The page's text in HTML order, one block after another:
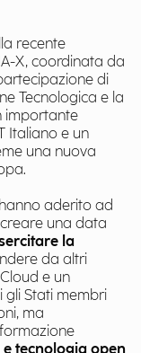
recente
X, coordinata da
di
Tecnologica e la
importante
Italiano e un
una nuova
aderito ad
creare una data
la
da altri
e un
gli Stati membri
ma
tecnologia open